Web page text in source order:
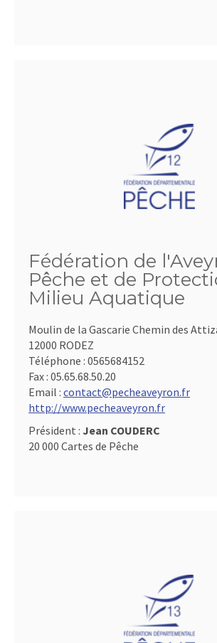
Fédération de
Pêche et de
Milieu Aquatique
Moulin de la Gascarie Chemin des
12000 RODEZ
Téléphone : 0565684152
Fax : 05.65.68.50.20
Email : contact@pecheaveyron.fr
http://www.pecheaveyron.fr
Président : Jean COUDERC
20 000 Cartes de Pêche